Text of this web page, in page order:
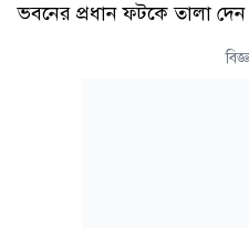
ভবনের প্রধান ফটকে তালা দেন